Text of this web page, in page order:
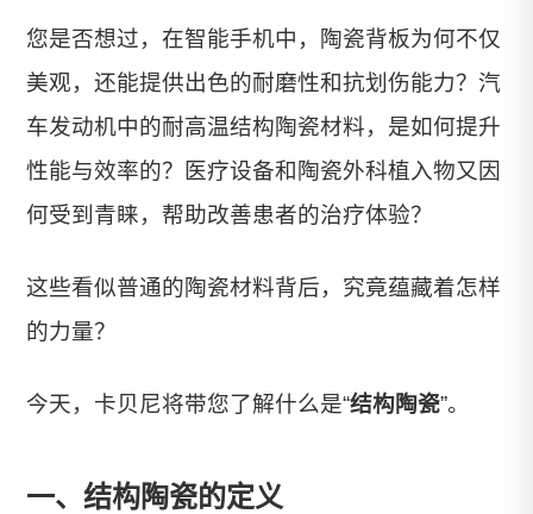
您是否想过，在智能手机中，陶瓷背板为何不仅
美观，还能提供出色的耐磨性和抗划伤能力？汽
车发动机中的耐高温结构陶瓷材料，是如何提升
性能与效率的？医疗设备和陶瓷外科植入物又因
何受到青睐，帮助改善患者的治疗体验？
这些看似普通的陶瓷材料背后，究竟蕴藏着怎样
的力量？
今天，卡贝尼将带您了解什么是“结构陶瓷”。
一、结构陶瓷的定义